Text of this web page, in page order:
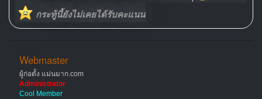
กระทู้นี้ยังไม่เคยได้รับคะแนน
Webmaster
ผู้ก่อตั้ง แม่นมาก.com
Administrator
Cool Member